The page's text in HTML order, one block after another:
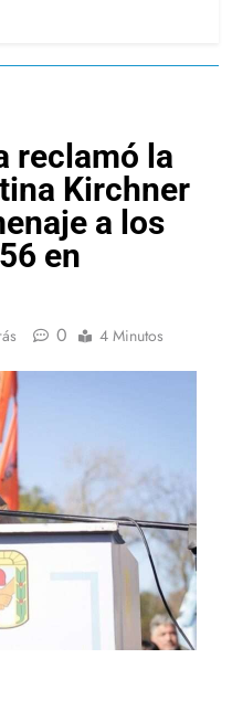
reclamó la
Kirchner
a los
en
0 4 Minutos